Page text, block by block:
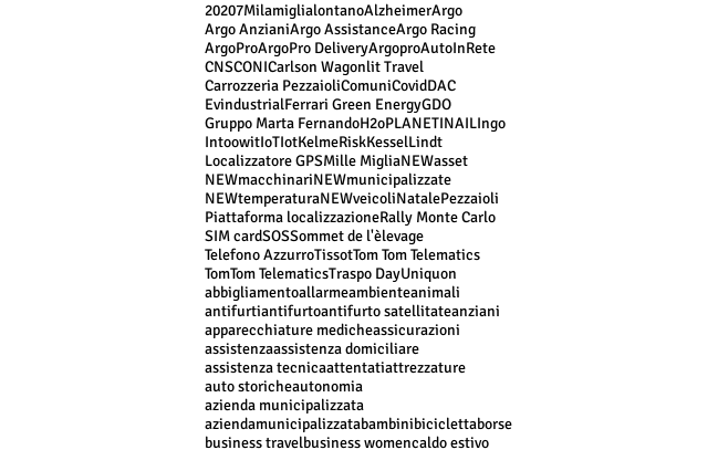
20207MilamiglialontanoAlzheimerArgo
Argo AnzianiArgo AssistanceArgo Racing
ArgoProArgoPro DeliveryArgoproAutoInRete
CNSCONICarlson Wagonlit Travel
Carrozzeria PezzaioliComuniCovidDAC
EvindustrialFerrari Green EnergyGDO
Gruppo Marta FernandoH2oPLANETINAILIngo
IntoowitIoTIotKelmeRiskKesselLindt
Localizzatore GPSMille MigliaNEWasset
NEWmacchinariNEWmunicipalizzate
NEWtemperaturaNEWveicoliNatalePezzaioli
Piattaforma localizzazioneRally Monte Carlo
SIM cardSOSSommet de l'èlevage
Telefono AzzurroTissotTom Tom Telematics
TomTom TelematicsTraspo DayUniquon
abbigliamentoallarmeambienteanimali
antifurtiantifurtoantifurto satellitateanziani
apparecchiature medicheassicurazioni
assistenzaassistenza domiciliare
assistenza tecnicaattentatiattrezzature
auto storicheautonomia
azienda municipalizzata
aziendamunicipalizzatabambinibiciclettaborse
business travelbusiness womencaldo estivo